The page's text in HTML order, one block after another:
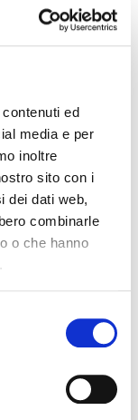
ed
media e per
inoltre
sito con i
dei dati web,
combinarle
o che hanno